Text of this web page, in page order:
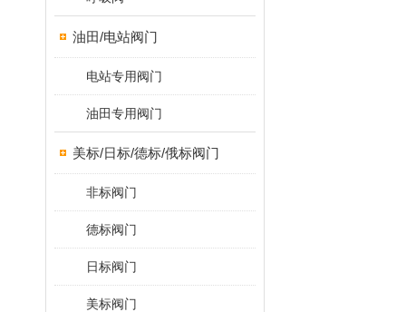
油田/电站阀门
电站专用阀门
油田专用阀门
美标/日标/德标/俄标阀门
非标阀门
德标阀门
日标阀门
美标阀门